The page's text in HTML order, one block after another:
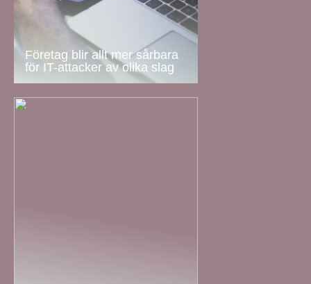
Företag blir allt mer sårbara
för IT-attacker av olika slag